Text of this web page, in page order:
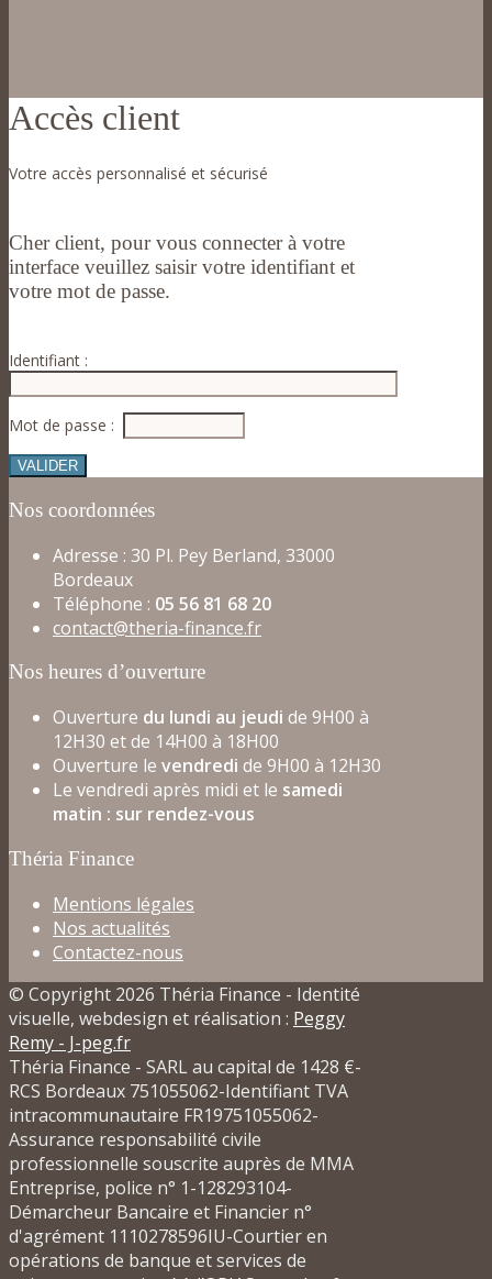
Accès client
Votre accès personnalisé et sécurisé
Cher client, pour vous connecter à votre
interface veuillez saisir votre identifiant et
votre mot de passe.
Identifiant :
Mot de passe :
Nos coordonnées
Adresse : 30 Pl. Pey Berland, 33000
Bordeaux
Téléphone : 05 56 81 68 20
contact@theria-finance.fr
Nos heures d’ouverture
Ouverture du lundi au jeudi de 9H00 à
12H30 et de 14H00 à 18H00
Ouverture le vendredi de 9H00 à 12H30
Le vendredi après midi et le samedi
matin : sur rendez-vous
Théria Finance
Mentions légales
Nos actualités
Contactez-nous
© Copyright 2026 Théria Finance - Identité
visuelle, webdesign et réalisation : Peggy
Remy - J-peg.fr
Théria Finance - SARL au capital de 1428 €-
RCS Bordeaux 751055062-Identifiant TVA
intracommunautaire FR19751055062-
Assurance responsabilité civile
professionnelle souscrite auprès de MMA
Entreprise, police n° 1-128293104-
Démarcheur Bancaire et Financier n°
d'agrément 1110278596IU-Courtier en
opérations de banque et services de